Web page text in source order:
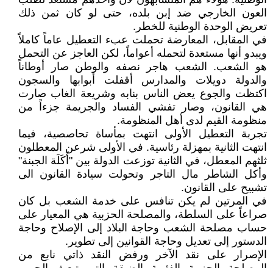
العون الخارجي ضد إبن بلده، حتى لو كان ثمن ذلك
تعريض الوحدة الوطنية للخطر.
في المقابل، المعارضة تحملت عبء التعطيل عاماً كاملاً
ويبدو أنها مستعدة لتحمله أعواماً، لكن العاجز عن التحمل
هو الشعب. الشعب هاجر نصفه والوطن صار أوطاناً
والدولة دويلات والمدارس أقفلت أبوابها والسجون
اكتظت والجوع يعض الناس بنابه وشريعة الغاب صارت
هي القانون، وصار تفشي الفساد والجريمة جزءاً من
منظومة القيم لدى أهل المنظومة.
تجربة التعطيل الأولى انتهت بمأساة تحاصصية، فيما
انتهت الثانية بمهزلة رئاسية. في الأولى شرعن المعطلون
ثلثهم المعطل، في الثانية توزعت الدولة بين "أَكَلَة الجبنة"
وأكل الشاطر مال التاجر وتحولت سيادة القانون الى
تشبيح على القانون.
في المرتين لم يكن تنافس على خدمة الشعب بل كان
صراعاً على السلطة، والمصلحة الحزبية هي المعيار على
حساب مصلحة الشعب وحاجة البلاد إلى الإصلاح وحاجة
الدستور إلى تعديل وحاجة القوانين إلى تطوير.
الإصرار على نقد الآخر ورفض النقد ذاتي نابع من